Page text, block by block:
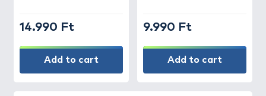
14.990 Ft
Add to cart
9.990 Ft
Add to cart